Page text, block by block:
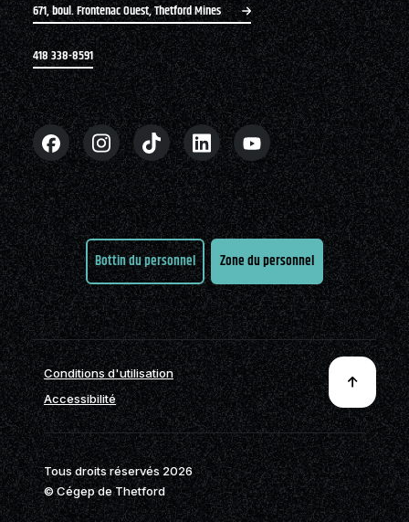
671, boul. Frontenac Ouest, Thetford Mines
418 338-8591
Bottin du personnel Zone du personnel
Conditions d'utilisation
Accessibilité
Tous droits réservés 2026
© Cégep de Thetford